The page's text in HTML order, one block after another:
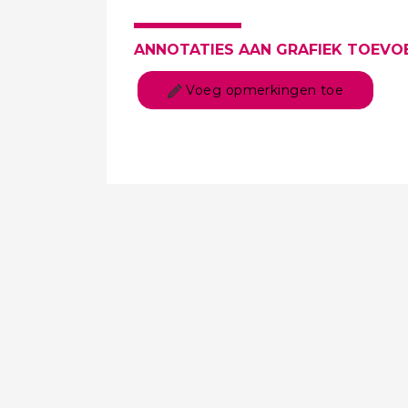
ANNOTATIES AAN GRAFIEK
Voeg opmerkingen toe